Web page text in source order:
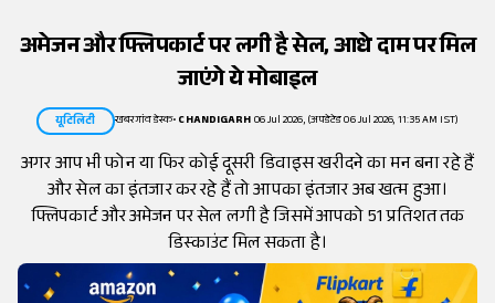
अमेजन और फ्लिपकार्ट पर लगी है सेल, आधे दाम पर मिल
जाएंगे ये मोबाइल
यूटिलिटी खबरगांव डेस्क•CHANDIGARH06 Jul 2026, (अपडेटेड 06 Jul 2026, 11:35 AM IST)
अगर आप भी फोन या फिर कोई दूसरी डिवाइस खरीदने का मन बना रहे हैं
और सेल का इंतजार कर रहे हैं तो आपका इंतजार अब खत्म हुआ।
फ्लिपकार्ट और अमेजन पर सेल लगी है जिसमें आपको 51 प्रतिशत तक
डिस्काउंट मिल सकता है।